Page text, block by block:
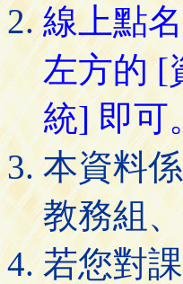
線上點
左方的 [
統] 即可
本資料
教務組
若您對